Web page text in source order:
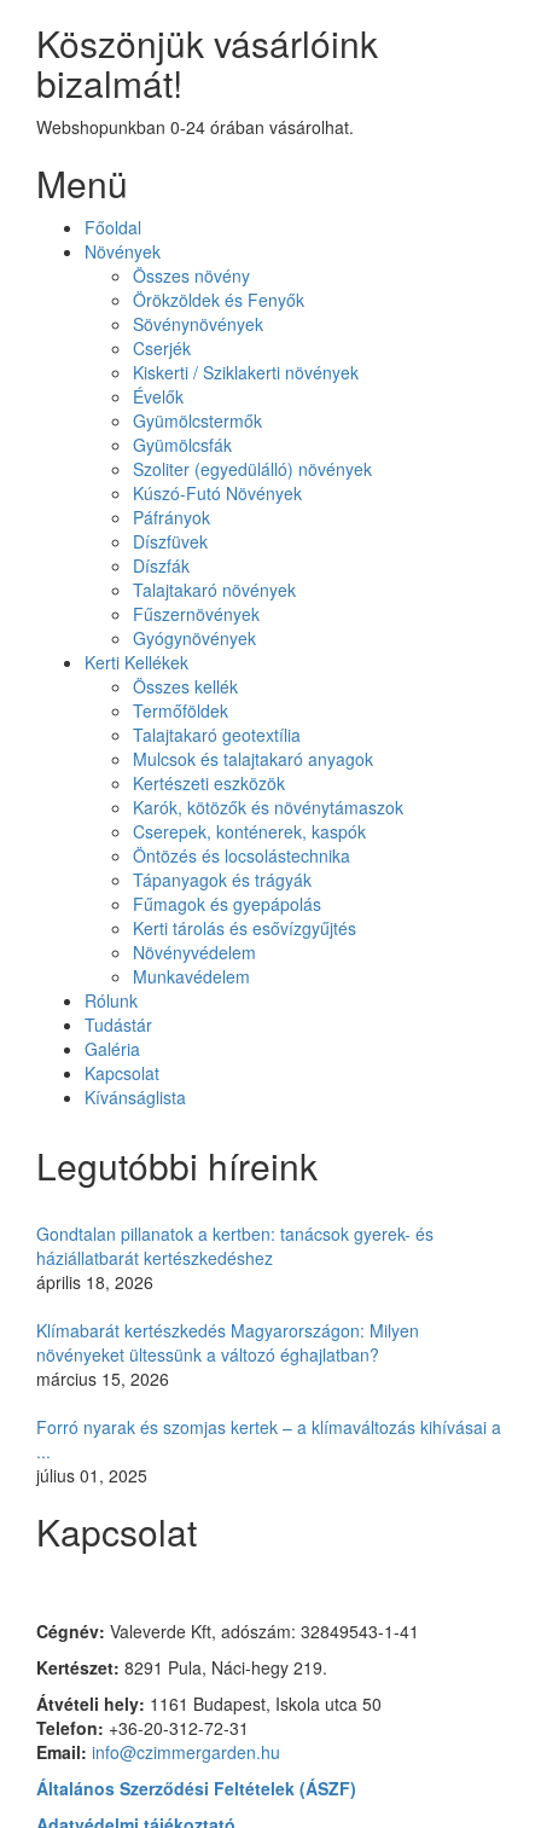
Köszönjük vásárlóink
bizalmát!
Webshopunkban 0-24 órában vásárolhat.
Menü
Főoldal
Növények
Összes növény
Örökzöldek és Fenyők
Sövénynövények
Cserjék
Kiskerti / Sziklakerti növények
Évelők
Gyümölcstermők
Gyümölcsfák
Szoliter (egyedülálló) növények
Kúszó-Futó Növények
Páfrányok
Díszfüvek
Díszfák
Talajtakaró növények
Fűszernövények
Gyógynövények
Kerti Kellékek
Összes kellék
Termőföldek
Talajtakaró geotextília
Mulcsok és talajtakaró anyagok
Kertészeti eszközök
Karók, kötözők és növénytámaszok
Cserepek, konténerek, kaspók
Öntözés és locsolástechnika
Tápanyagok és trágyák
Fűmagok és gyepápolás
Kerti tárolás és esővízgyűjtés
Növényvédelem
Munkavédelem
Rólunk
Tudástár
Galéria
Kapcsolat
Kívánságlista
Legutóbbi híreink
Gondtalan pillanatok a kertben: tanácsok gyerek- és
háziállatbarát kertészkedéshez
április 18, 2026
Klímabarát kertészkedés Magyarországon: Milyen
növényeket ültessünk a változó éghajlatban?
március 15, 2026
Forró nyarak és szomjas kertek – a klímaváltozás kihívásai a
...
július 01, 2025
Kapcsolat
Cégnév: Valeverde Kft, adószám: 32849543-1-41
Kertészet: 8291 Pula, Náci-hegy 219.
Átvételi hely: 1161 Budapest, Iskola utca 50
Telefon: +36-20-312-72-31
Email: info@czimmergarden.hu
Általános Szerződési Feltételek (ÁSZF)